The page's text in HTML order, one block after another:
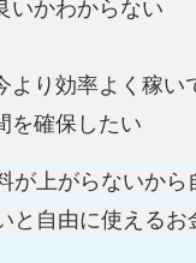
いかわからない
より効率よく稼い
を確保したい
が上がらないから
と自由に使えるお